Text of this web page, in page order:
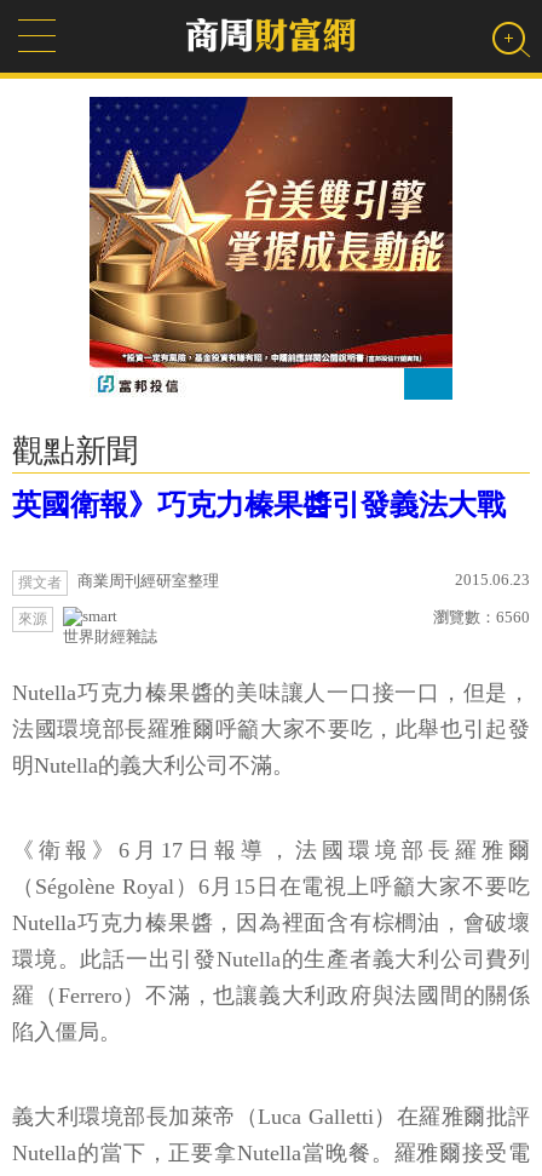
觀點新聞
英國衛報》巧克力榛果醬引發義法大戰
撰文者 商業周刊經研室整理 2015.06.23
來源
世界財經雜誌
瀏覽數： 6560
Nutella巧克力榛果醬的美味讓人一口接一口，但是，
法國環境部長羅雅爾呼籲大家不要吃，此舉也引起發
明Nutella的義大利公司不滿。
《衛報》6月17日報導，法國環境部長羅雅爾
（Ségolène Royal）6月15日在電視上呼籲大家不要吃
Nutella巧克力榛果醬，因為裡面含有棕櫚油，會破壞
環境。此話一出引發Nutella的生產者義大利公司費列
羅（Ferrero）不滿，也讓義大利政府與法國間的關係
陷入僵局。
義大利環境部長加萊帝（Luca Galletti）在羅雅爾批評
Nutella的當下，正要拿Nutella當晚餐。羅雅爾接受電